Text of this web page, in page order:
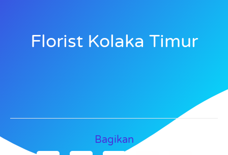
Florist Kolaka Timur
Bagikan